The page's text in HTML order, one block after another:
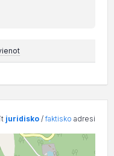
juridisko /faktisko adresi